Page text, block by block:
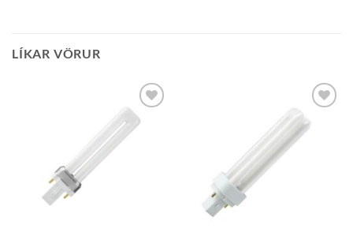
LÍKAR VÖRUR
Bæta á
óskalista
Bæta á
óskalista